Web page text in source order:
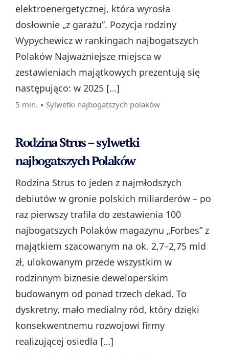
elektroenergetycznej, która wyrosła
dosłownie „z garażu”. Pozycja rodziny
Wypychewicz w rankingach najbogatszych
Polaków Najważniejsze miejsca w
zestawieniach majątkowych prezentują się
następująco: w 2025 […]
5 min. ▪ Sylwetki najbogatszych polaków
Rodzina Strus – sylwetki
najbogatszych Polaków
Rodzina Strus to jeden z najmłodszych
debiutów w gronie polskich miliarderów – po
raz pierwszy trafiła do zestawienia 100
najbogatszych Polaków magazynu „Forbes” z
majątkiem szacowanym na ok. 2,7–2,75 mld
zł, ulokowanym przede wszystkim w
rodzinnym biznesie deweloperskim
budowanym od ponad trzech dekad. To
dyskretny, mało medialny ród, który dzięki
konsekwentnemu rozwojowi firmy
realizującej osiedla […]